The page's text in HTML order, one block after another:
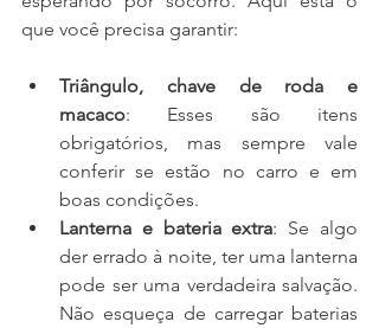
que você precisa garantir:
Triângulo, chave de roda e
macaco: Esses são itens
obrigatórios, mas sempre vale
conferir se estão no carro e em
boas condições.
Lanterna e bateria extra: Se algo
der errado à noite, ter uma lanterna
pode ser uma verdadeira salvação.
Não esqueça de carregar baterias